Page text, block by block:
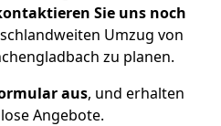
Sie uns noch
Umzug von
zu planen.
aus, und erhalten
Angebote.